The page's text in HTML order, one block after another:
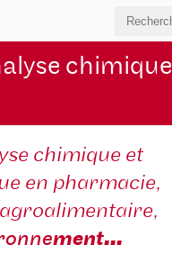
chimique
chimique et
en pharmacie,
ment...